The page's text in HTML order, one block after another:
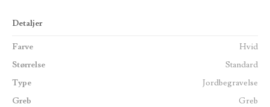
Detaljer
Farve
Hvid
Størrelse
Standard
Type
Jordbegravelse
Greb
Greb